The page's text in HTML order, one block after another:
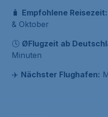
🧳 Empfohlene Reisezeit:
& Oktober
🕓 ØFlugzeit ab
Minuten
✈️ Nächster Flughafen: